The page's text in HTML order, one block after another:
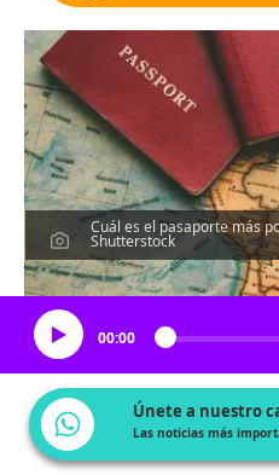
Cuál es el pasaporte más
Shutterstock
Escucha
00:00
Únete a nuestro
Las noticias más